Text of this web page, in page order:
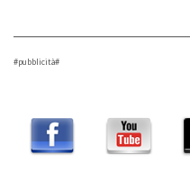
#pubblicità#